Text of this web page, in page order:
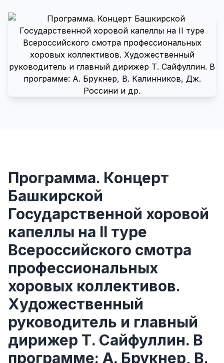
Программа. Концерт
Башкирской
Государственной хоровой
капеллы на II туре
Всероссийского смотра
профессиональных
хоровых коллективов.
Художественный
руководитель и главный
дирижер Т. Сайфуллин. В
программе: А. Брукнер, В.